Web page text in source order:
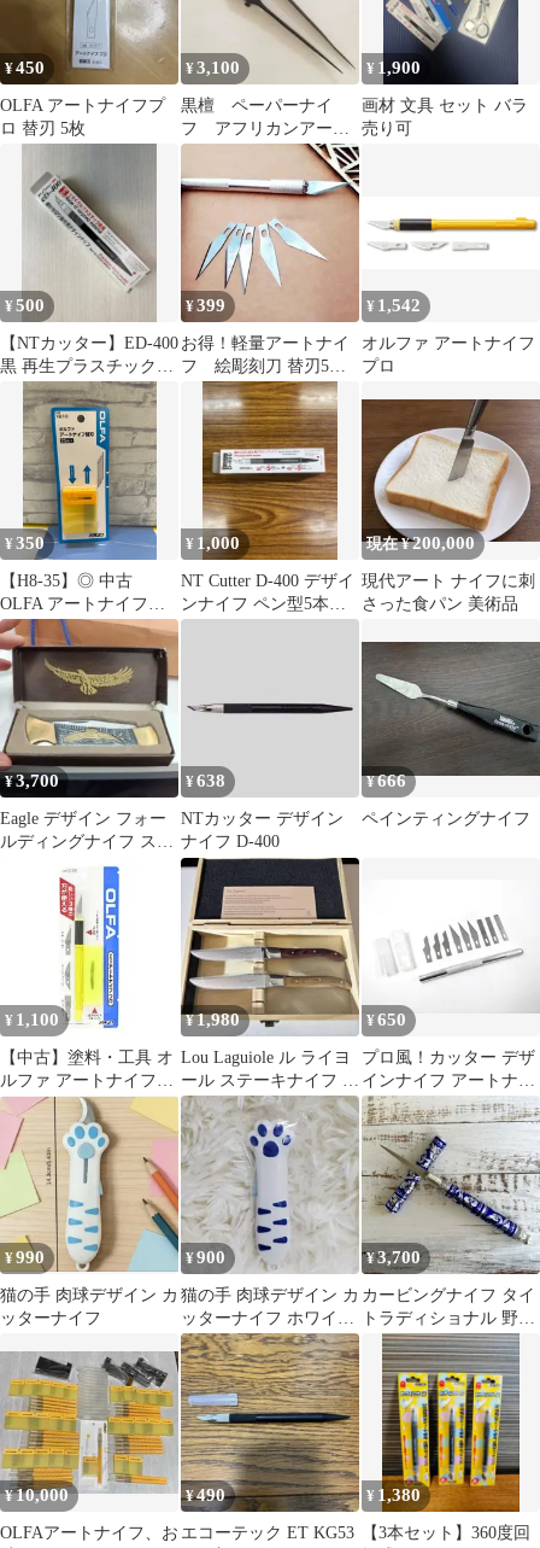
¥450
OLFA アートナイフプ
ロ 替刃 5枚
¥3,100
黒檀 ペーパーナイ
フ アフリカンアー
ト 彫刻 ２本セット
¥ 1,900
画材 文具 セット バラ
売り可
¥500
【NTカッター】ED-400
黒 再生プラスチック製
デザインナイフ
¥399
お得！軽量アートナイ
フ 絵彫刻刀 替刃5
枚 消しゴムDIY手作
り こうぎ細工
¥ 1,542
オルファ アートナイフ
プロ
¥350
【H8-35】◎ 中古
OLFA アートナイフ替
刃 XB10 25枚入
¥ 1,000
NT Cutter D-400 デザイ
ンナイフ ペン型5本セ
ット
現在 ¥200,000
現代アート ナイフに刺
さった食パン 美術品
¥3,700
Eagle デザイン フォー
ルディングナイフ ステ
ンレス製
¥638
NTカッター デザイン
ナイフ D-400
¥666
ペインティングナイフ
¥ 1,100
【中古】塗料・工具 オ
ルファ アートナイフプ
ロ [157B]
¥1,980
Lou Laguiole ル ライヨ
ール ステーキナイフ A
セット
¥650
プロ風！カッター デザ
インナイフ アートナイ
フ 3種9片入り 11cm お
すすめ 平刃 替刃 キャ
ップ 種類 プラモ 使い
方 デザイン ナイフ セ
ット 趣味 充実 豊か
¥990
猫の手 肉球デザイン カ
ッターナイフ
¥900
猫の手 肉球デザイン カ
ッターナイフ ホワイト
ブルー
¥3,700
カービングナイフ タイ
トラディショナル 野菜
石鹸 ホビー 多様 ブル
¥10,000
OLFAアートナイフ、お
¥490
エコーテック ET KG53
¥ 1,380
​【3本セット】360度回